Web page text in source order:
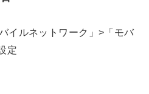
イルネットワーク」>「モバ
定